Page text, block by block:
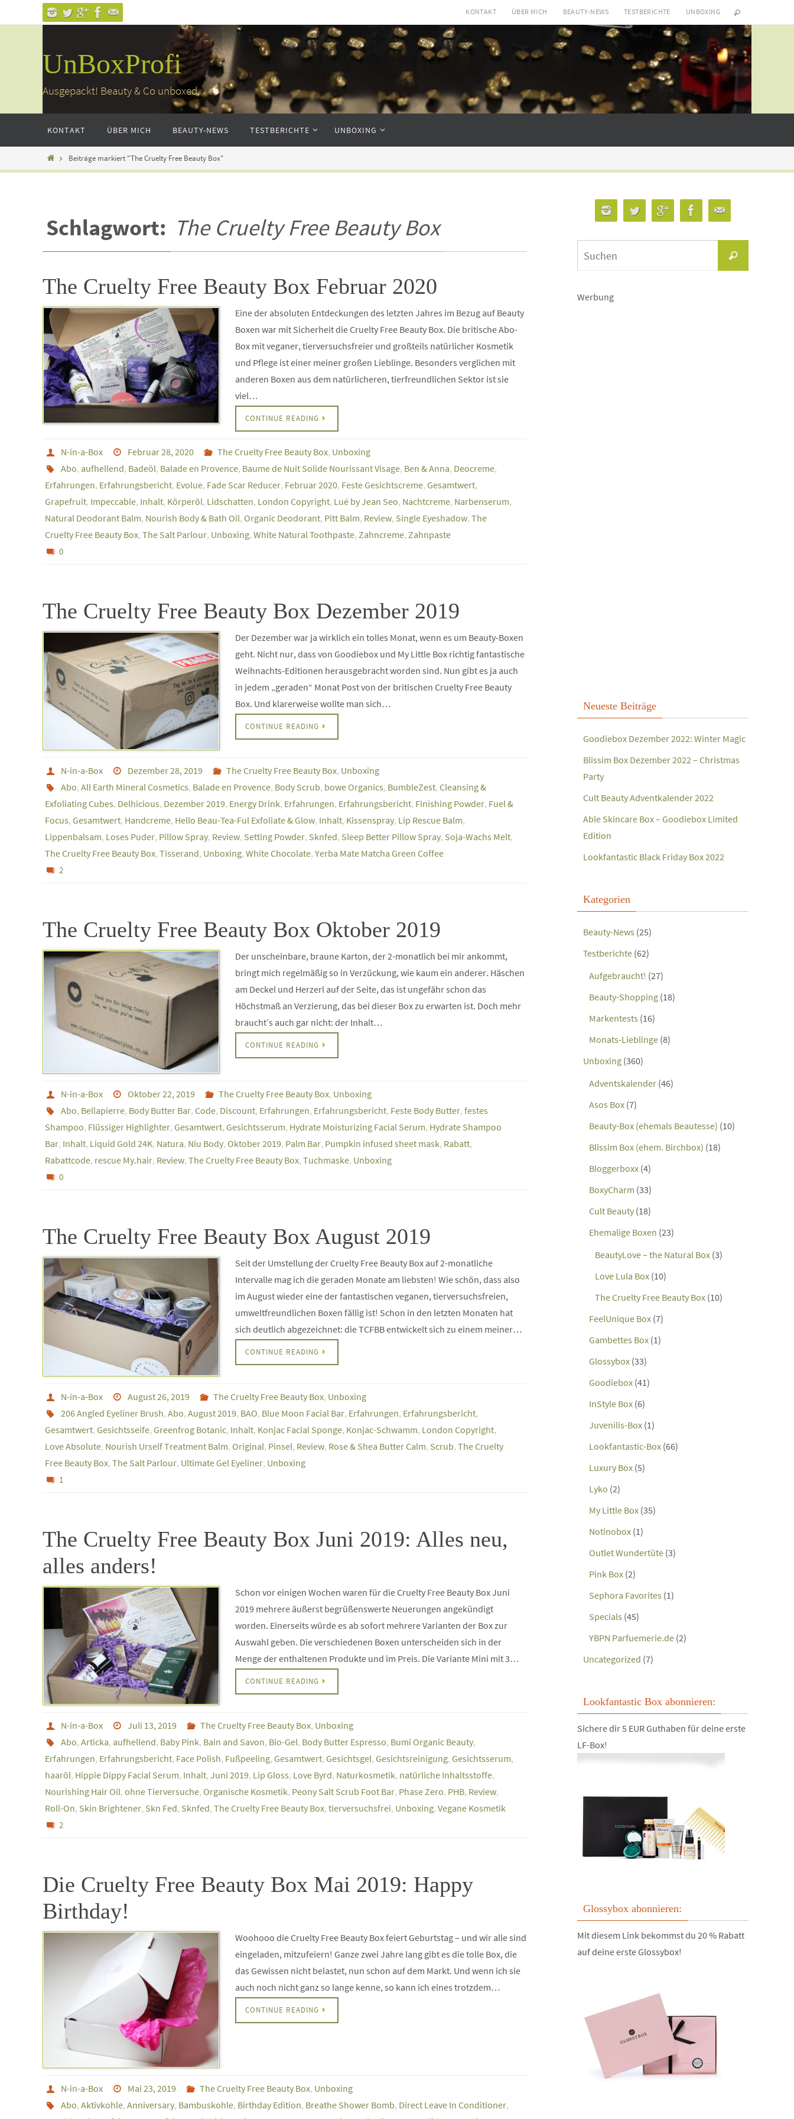
Inhalt
KONTAKT ÜBER MICH BEAUTY-NEWS TESTBERICHTE UNBOXING
UnBoxProfi
Ausgepackt! Beauty & Co unboxed
springen
KONTAKT ÜBER MICH BEAUTY-NEWS TESTBERICHTE UNBOXING
HomeBeiträge markiert "The Cruelty Free Beauty Box"
Schlagwort: The Cruelty Free Beauty Box
The Cruelty Free Beauty Box Februar 2020
Eine der absoluten Entdeckungen des letzten Jahres im Bezug auf Beauty
Boxen war mit Sicherheit die Cruelty Free Beauty Box. Die britische Abo-
Box mit veganer, tierversuchsfreier und großteils natürlicher Kosmetik
und Pflege ist einer meiner großen Lieblinge. Besonders verglichen mit
anderen Boxen aus dem natürlicheren, tierfreundlichen Sektor ist sie
viel…
CONTINUE READING
N-in-a-Box Februar 28, 2020 The Cruelty Free Beauty Box, Unboxing
Abo, aufhellend, Badeöl, Balade en Provence, Baume de Nuit Solide Nourissant Visage, Ben & Anna, Deocreme,
Erfahrungen, Erfahrungsbericht, Evolue, Fade Scar Reducer, Februar 2020, Feste Gesichtscreme, Gesamtwert,
Grapefruit, Impeccable, Inhalt, Körperöl, Lidschatten, London Copyright, Lué by Jean Seo, Nachtcreme, Narbenserum,
Natural Deodorant Balm, Nourish Body & Bath Oil, Organic Deodorant, Pitt Balm, Review, Single Eyeshadow, The
Cruelty Free Beauty Box, The Salt Parlour, Unboxing, White Natural Toothpaste, Zahncreme, Zahnpaste
0
The Cruelty Free Beauty Box Dezember 2019
Der Dezember war ja wirklich ein tolles Monat, wenn es um Beauty-Boxen
geht. Nicht nur, dass von Goodiebox und My Little Box richtig fantastische
Weihnachts-Editionen herausgebracht worden sind. Nun gibt es ja auch
in jedem „geraden“ Monat Post von der britischen Cruelty Free Beauty
Box. Und klarerweise wollte man sich…
CONTINUE READING
N-in-a-Box Dezember 28, 2019 The Cruelty Free Beauty Box, Unboxing
Abo, All Earth Mineral Cosmetics, Balade en Provence, Body Scrub, bowe Organics, BumbleZest, Cleansing &
Exfoliating Cubes, Delhicious, Dezember 2019, Energy Drink, Erfahrungen, Erfahrungsbericht, Finishing Powder, Fuel &
Focus, Gesamtwert, Handcreme, Hello Beau-Tea-Ful Exfoliate & Glow, Inhalt, Kissenspray, Lip Rescue Balm,
Lippenbalsam, Loses Puder, Pillow Spray, Review, Setting Powder, Sknfed, Sleep Better Pillow Spray, Soja-Wachs Melt,
The Cruelty Free Beauty Box, Tisserand, Unboxing, White Chocolate, Yerba Mate Matcha Green Coffee
2
The Cruelty Free Beauty Box Oktober 2019
Der unscheinbare, braune Karton, der 2-monatlich bei mir ankommt,
bringt mich regelmäßig so in Verzückung, wie kaum ein anderer. Häschen
am Deckel und Herzerl auf der Seite, das ist ungefähr schon das
Höchstmaß an Verzierung, das bei dieser Box zu erwarten ist. Doch mehr
braucht’s auch gar nicht: der Inhalt…
CONTINUE READING
N-in-a-Box Oktober 22, 2019 The Cruelty Free Beauty Box, Unboxing
Abo, Bellapierre, Body Butter Bar, Code, Discount, Erfahrungen, Erfahrungsbericht, Feste Body Butter, festes
Shampoo, Flüssiger Highlighter, Gesamtwert, Gesichtsserum, Hydrate Moisturizing Facial Serum, Hydrate Shampoo
Bar, Inhalt, Liquid Gold 24K, Natura, Niu Body, Oktober 2019, Palm Bar, Pumpkin infused sheet mask, Rabatt,
Rabattcode, rescue My.hair, Review, The Cruelty Free Beauty Box, Tuchmaske, Unboxing
0
The Cruelty Free Beauty Box August 2019
Seit der Umstellung der Cruelty Free Beauty Box auf 2-monatliche
Intervalle mag ich die geraden Monate am liebsten! Wie schön, dass also
im August wieder eine der fantastischen veganen, tierversuchsfreien,
umweltfreundlichen Boxen fällig ist! Schon in den letzten Monaten hat
sich deutlich abgezeichnet: die TCFBB entwickelt sich zu einem meiner…
CONTINUE READING
N-in-a-Box August 26, 2019 The Cruelty Free Beauty Box, Unboxing
206 Angled Eyeliner Brush, Abo, August 2019, BAO, Blue Moon Facial Bar, Erfahrungen, Erfahrungsbericht,
Gesamtwert, Gesichtsseife, Greenfrog Botanic, Inhalt, Konjac Facial Sponge, Konjac-Schwamm, London Copyright,
Love Absolute, Nourish Urself Treatment Balm, Original, Pinsel, Review, Rose & Shea Butter Calm, Scrub, The Cruelty
Free Beauty Box, The Salt Parlour, Ultimate Gel Eyeliner, Unboxing
1
The Cruelty Free Beauty Box Juni 2019: Alles neu,
alles anders!
Schon vor einigen Wochen waren für die Cruelty Free Beauty Box Juni
2019 mehrere äußerst begrüßenswerte Neuerungen angekündigt
worden. Einerseits würde es ab sofort mehrere Varianten der Box zur
Auswahl geben. Die verschiedenen Boxen unterscheiden sich in der
Menge der enthaltenen Produkte und im Preis. Die Variante Mini mit 3…
CONTINUE READING
N-in-a-Box Juli 13, 2019 The Cruelty Free Beauty Box, Unboxing
Abo, Articka, aufhellend, Baby Pink, Bain and Savon, Bio-Gel, Body Butter Espresso, Bumi Organic Beauty,
Erfahrungen, Erfahrungsbericht, Face Polish, Fußpeeling, Gesamtwert, Gesichtsgel, Gesichtsreinigung, Gesichtsserum,
haaröl, Hippie Dippy Facial Serum, Inhalt, Juni 2019, Lip Gloss, Love Byrd, Naturkosmetik, natürliche Inhaltsstoffe,
Nourishing Hair Oil, ohne Tierversuche, Organische Kosmetik, Peony Salt Scrub Foot Bar, Phase Zero, PHB, Review,
Roll-On, Skin Brightener, Skn Fed, Sknfed, The Cruelty Free Beauty Box, tierversuchsfrei, Unboxing, Vegane Kosmetik
2
Die Cruelty Free Beauty Box Mai 2019: Happy
Birthday!
Woohooo die Cruelty Free Beauty Box feiert Geburtstag – und wir alle sind
eingeladen, mitzufeiern! Ganze zwei Jahre lang gibt es die tolle Box, die
das Gewissen nicht belastet, nun schon auf dem Markt. Und wenn ich sie
auch noch nicht ganz so lange kenne, so kann ich eines trotzdem…
CONTINUE READING
N-in-a-Box Mai 23, 2019 The Cruelty Free Beauty Box, Unboxing
Abo, Aktivkohle, Anniversary, Bambuskohle, Birthday Edition, Breathe Shower Bomb, Direct Leave In Conditioner,
Suchen
Werbung
Neueste Beiträge
Goodiebox Dezember 2022: Winter Magic
Blissim Box Dezember 2022 – Christmas
Party
Cult Beauty Adventkalender 2022
Able Skincare Box – Goodiebox Limited
Edition
Lookfantastic Black Friday Box 2022
Kategorien
Beauty-News (25)
Testberichte (62)
Aufgebraucht! (27)
Beauty-Shopping (18)
Markentests (16)
Monats-Lieblinge (8)
Unboxing (360)
Adventskalender (46)
Asos Box (7)
Beauty-Box (ehemals Beautesse) (10)
Blissim Box (ehem. Birchbox) (18)
Bloggerboxx (4)
BoxyCharm (33)
Cult Beauty (18)
Ehemalige Boxen (23)
BeautyLove – the Natural Box (3)
Love Lula Box (10)
The Cruelty Free Beauty Box (10)
FeelUnique Box (7)
Gambettes Box (1)
Glossybox (33)
Goodiebox (41)
InStyle Box (6)
Juvenilis-Box (1)
Lookfantastic-Box (66)
Luxury Box (5)
Lyko (2)
My Little Box (35)
Notinobox (1)
Outlet Wundertüte (3)
Pink Box (2)
Sephora Favorites (1)
Specials (45)
YBPN Parfuemerie.de (2)
Uncategorized (7)
Lookfantastic Box abonnieren:
Sichere dir 5 EUR Guthaben für deine erste
LF-Box!
Glossybox abonnieren:
Mit diesem Link bekommst du 20 % Rabatt
auf deine erste Glossybox!